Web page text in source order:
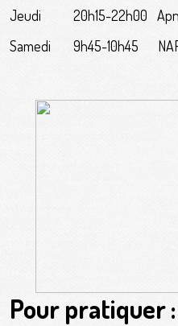
Jeudi 20h15-22h00
Samedi 9h45-10h45 NAP
Pour pratiquer :